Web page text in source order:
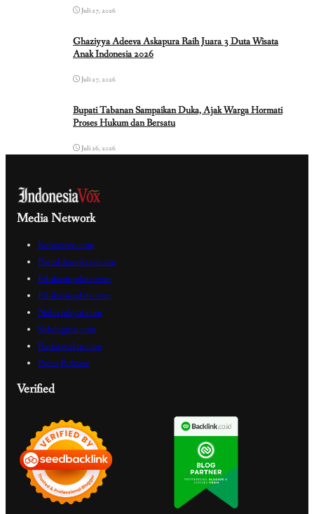
Juli 27, 2026
Ghaziyya Adeeva Askapura Raih Juara 3 Duta Wisata
Anak Indonesia 2026
Juli 27, 2026
Bupati Tabanan Sampaikan Duka, Ajak Warga Hormati
Proses Hukum dan Bersatu
Juli 26, 2026
Media Network
Kabartren.com
Portaldemokrasi.com
Edukasiupdate.com
Edukasiupdate.com
Nalarrakyat.com
Sabdaguru.com
Radarwaktu.com
Press Release
Verified